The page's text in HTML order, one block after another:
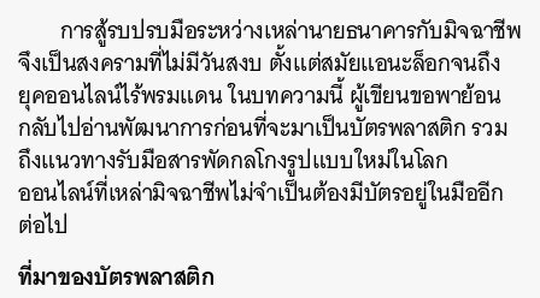
การสู้รบปรบมือระหว่างเหล่านายธนาคารกับมิจฉาชีพ
จึงเป็นสงครามที่ไม่มีวันสงบ ตั้งแต่สมัยแอนะล็อกจนถึง
ยุคออนไลน์ไร้พรมแดน ในบทความนี้ ผู้เขียนขอพาย้อน
กลับไปอ่านพัฒนาการก่อนที่จะมาเป็นบัตรพลาสติก รวม
ถึงแนวทางรับมือสารพัดกลโกงรูปแบบใหม่ในโลก
ออนไลน์ที่เหล่ามิจฉาชีพไม่จำเป็นต้องมีบัตรอยู่ในมืออีก
ต่อไป
ที่มาของบัตรพลาสติก